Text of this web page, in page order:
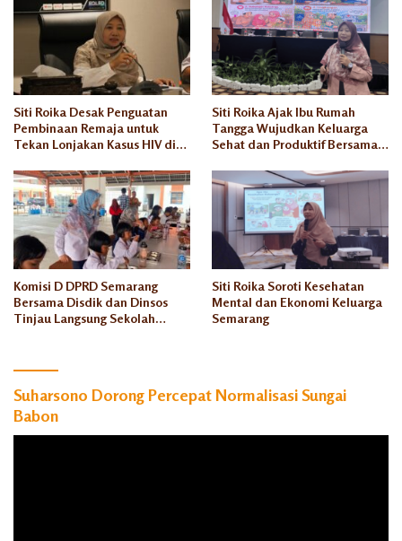
Siti Roika Desak Penguatan
Pembinaan Remaja untuk
Tekan Lonjakan Kasus HIV di
Siti Roika Ajak Ibu Rumah
Tangga Wujudkan Keluarga
Sehat dan Produktif Bersama
Komisi D DPRD Semarang
Bersama Disdik dan Dinsos
Tinjau Langsung Sekolah
Siti Roika Soroti Kesehatan
Mental dan Ekonomi Keluarga
Semarang
Suharsono Dorong Percepat Normalisasi Sungai
Babon